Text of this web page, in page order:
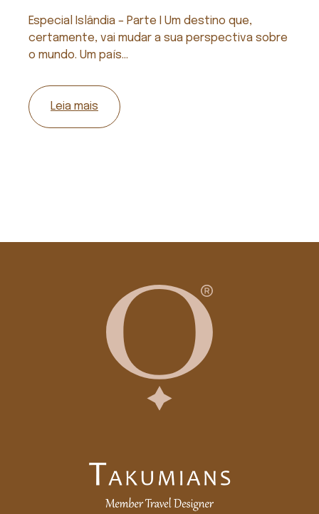
Especial Islândia – Parte I Um destino que,
certamente, vai mudar a sua perspectiva sobre
o mundo. Um país...
Leia mais